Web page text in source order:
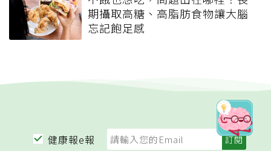
期攝取高糖、高脂肪食物讓大腦
忘記飽足感
健康報e報